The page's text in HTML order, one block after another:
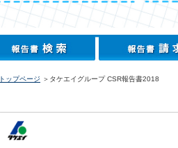
トップページ ＞タケエイグループ CSR報告書2018